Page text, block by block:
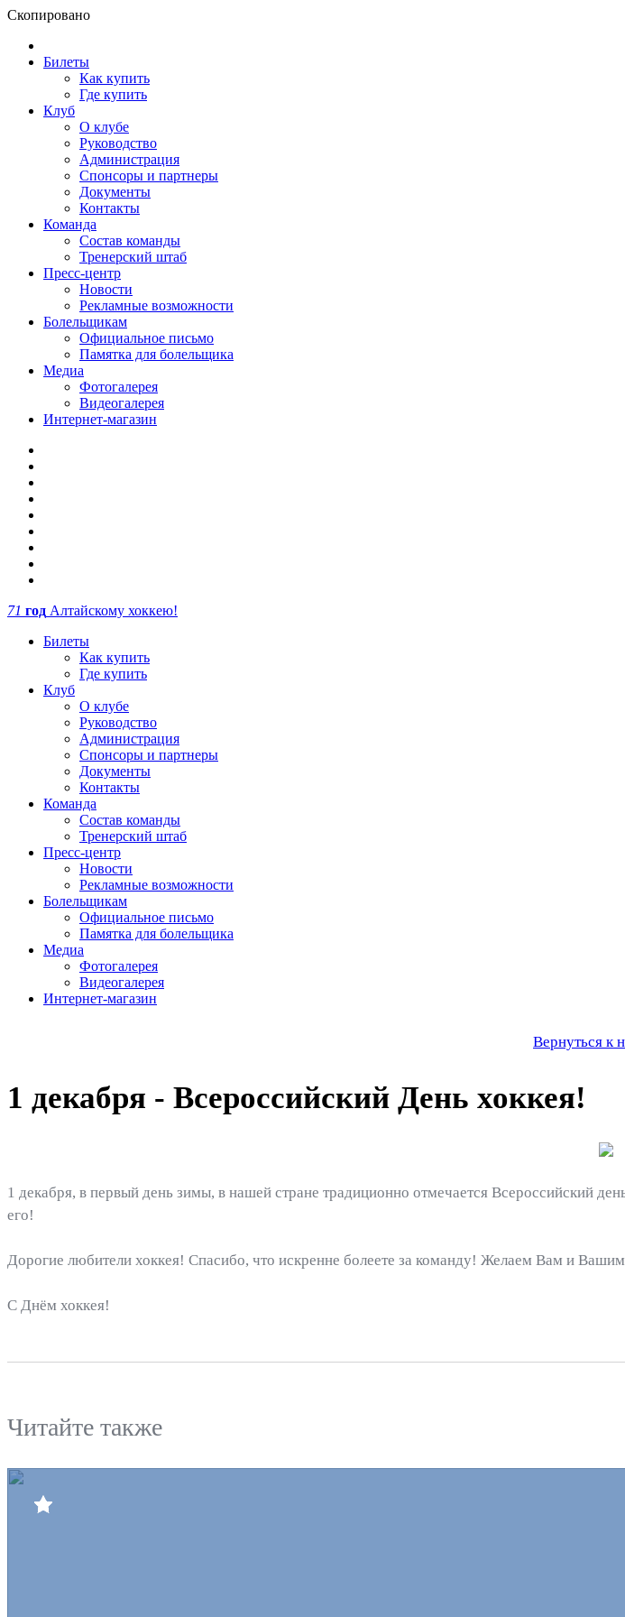
Скопировано
Билеты
Как купить
Где купить
Клуб
О клубе
Руководство
Администрация
Спонсоры и партнеры
Документы
Контакты
Команда
Состав команды
Тренерский штаб
Пресс-центр
Новости
Рекламные возможности
Болельщикам
Официальное письмо
Памятка для болельщика
Медиа
Фотогалерея
Видеогалерея
Интернет-магазин
71 год Алтайскому хоккею!
Билеты
Как купить
Где купить
Клуб
О клубе
Руководство
Администрация
Спонсоры и партнеры
Документы
Контакты
Команда
Состав команды
Тренерский штаб
Пресс-центр
Новости
Рекламные возможности
Болельщикам
Официальное письмо
Памятка для болельщика
Медиа
Фотогалерея
Видеогалерея
Интернет-магазин
Вернуться к
1 декабря - Всероссийский День хоккея!
1 декабря, в первый день зимы, в нашей стране традиционно отмечается Всероссийский
его!
Дорогие любители хоккея! Спасибо, что искренне болеете за команду! Желаем Вам и
С Днём хоккея!
Читайте также
Клуб